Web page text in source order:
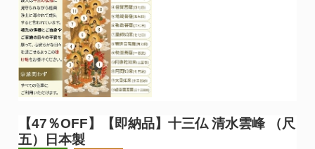
【47％OFF】【即納品】十三仏 清水雲峰 （尺
五）日本製